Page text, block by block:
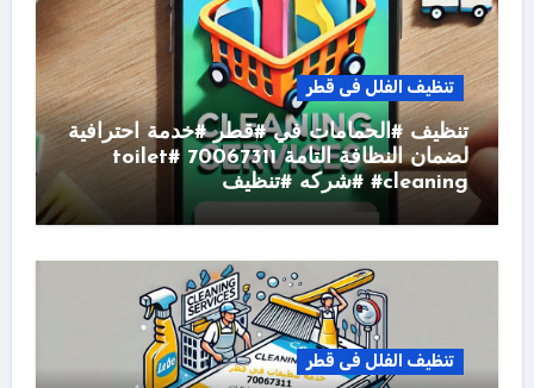
تنظيف الفلل فى قطر
تنظيف #الحمامات في #قطر #خدمة احترافية
لضمان النظافة التامة 70067311 #toilet
#cleaning #شركه #تنظيف
تنظيف الفلل فى قطر